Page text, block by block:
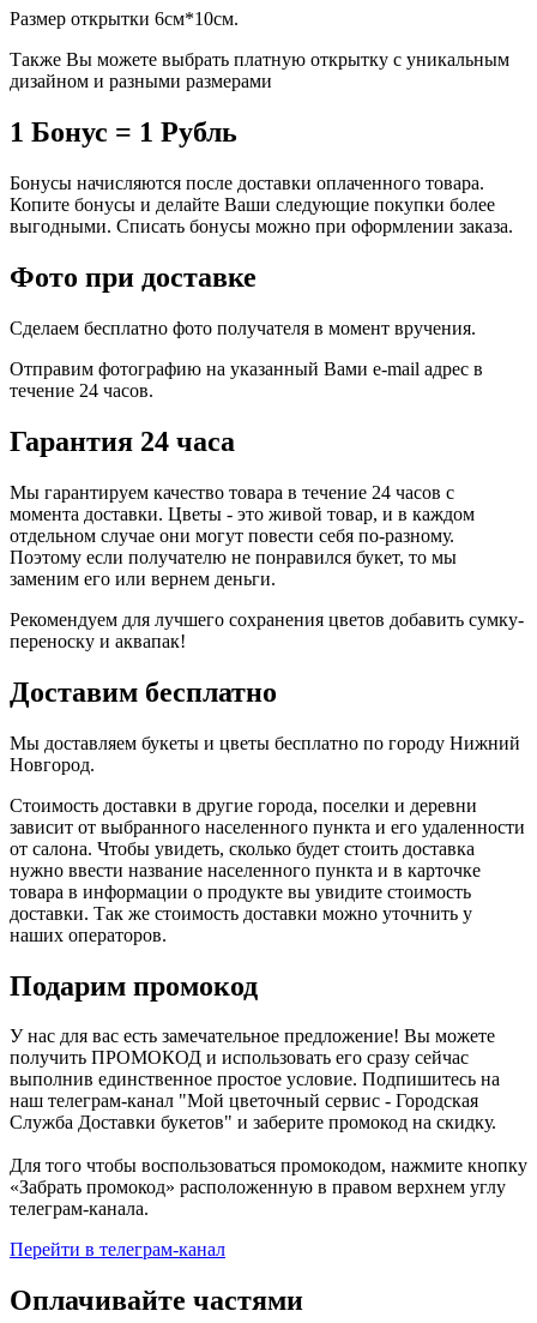
Размер открытки 6см*10см.
Также Вы можете выбрать платную открытку с уникальным
дизайном и разными размерами
1 Бонус = 1 Рубль
Бонусы начисляются после доставки оплаченного товара.
Копите бонусы и делайте Ваши следующие покупки более
выгодными. Списать бонусы можно при оформлении заказа.
Фото при доставке
Сделаем бесплатно фото получателя в момент вручения.
Отправим фотографию на указанный Вами e-mail адрес в
течение 24 часов.
Гарантия 24 часа
Мы гарантируем качество товара в течение 24 часов с
момента доставки. Цветы - это живой товар, и в каждом
отдельном случае они могут повести себя по-разному.
Поэтому если получателю не понравился букет, то мы
заменим его или вернем деньги.
Рекомендуем для лучшего сохранения цветов добавить сумку-
переноску и аквапак!
Доставим бесплатно
Мы доставляем букеты и цветы бесплатно по городу Нижний
Новгород.
Стоимость доставки в другие города, поселки и деревни
зависит от выбранного населенного пункта и его удаленности
от салона. Чтобы увидеть, сколько будет стоить доставка
нужно ввести название населенного пункта и в карточке
товара в информации о продукте вы увидите стоимость
доставки. Так же стоимость доставки можно уточнить у
наших операторов.
Подарим промокод
У нас для вас есть замечательное предложение! Вы можете
получить ПРОМОКОД и использовать его сразу сейчас
выполнив единственное простое условие. Подпишитесь на
наш телеграм-канал "Мой цветочный сервис - Городская
Служба Доставки букетов" и заберите промокод на скидку.
Для того чтобы воспользоваться промокодом, нажмите кнопку
«Забрать промокод» расположенную в правом верхнем углу
телеграм-канала.
Перейти в телеграм-канал
Оплачивайте частями